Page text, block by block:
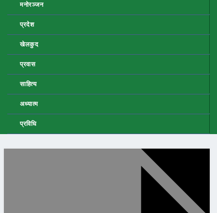
मनोरञ्जन
प्रदेश
खेलकुद
प्रवास
साहित्य
अध्यात्म
प्रविधि